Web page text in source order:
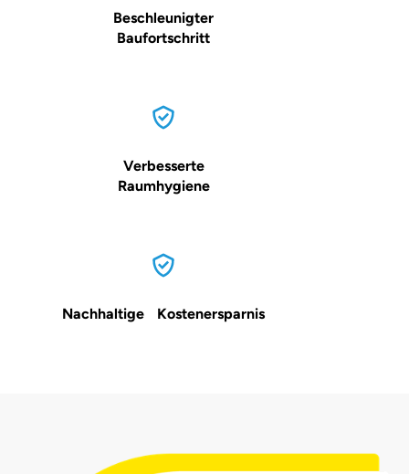
Beschleunigter
Baufortschritt
Verbesserte
Raumhygiene
Nachhaltige Kostenersparnis